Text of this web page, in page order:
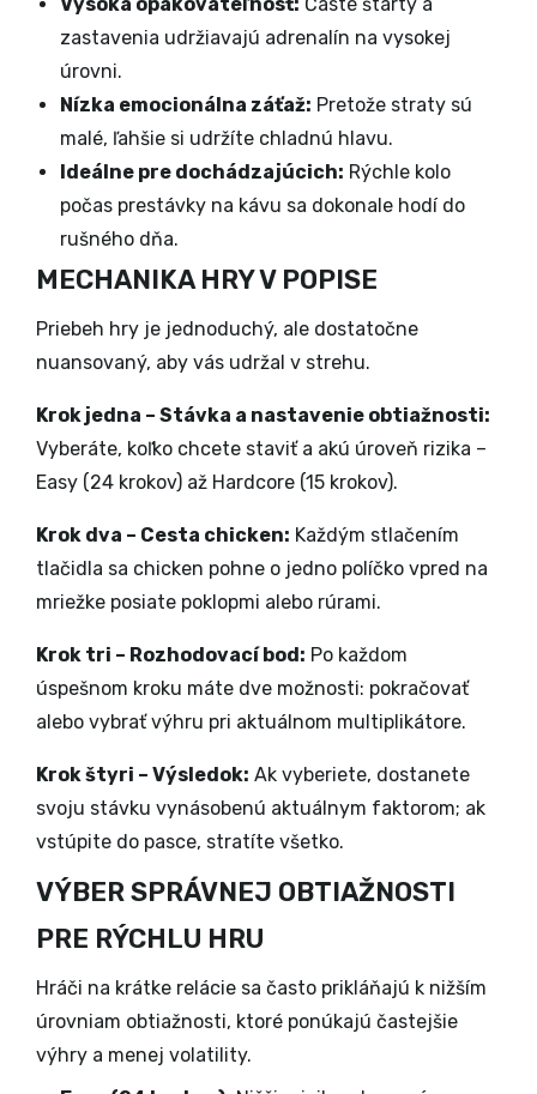
zastavenia udržiavajú adrenalín na vysokej
úrovni.
Nízka emocionálna záťaž: Pretože straty sú
malé, ľahšie si udržíte chladnú hlavu.
Ideálne pre dochádzajúcich: Rýchle kolo
počas prestávky na kávu sa dokonale hodí do
rušného dňa.
MECHANIKA HRY V POPISE
Priebeh hry je jednoduchý, ale dostatočne
nuansovaný, aby vás udržal v strehu.
Krok jedna – Stávka a nastavenie obtiažnosti:
Vyberáte, koľko chcete staviť a akú úroveň rizika –
Easy (24 krokov) až Hardcore (15 krokov).
Krok dva – Cesta chicken: Každým stlačením
tlačidla sa chicken pohne o jedno políčko vpred na
mriežke posiate poklopmi alebo rúrami.
Krok tri – Rozhodovací bod: Po každom
úspešnom kroku máte dve možnosti: pokračovať
alebo vybrať výhru pri aktuálnom multiplikátore.
Krok štyri – Výsledok: Ak vyberiete, dostanete
svoju stávku vynásobenú aktuálnym faktorom; ak
vstúpite do pasce, stratíte všetko.
VÝBER SPRÁVNEJ OBTIAŽNOSTI
PRE RÝCHLU HRU
Hráči na krátke relácie sa často prikláňajú k nižším
úrovniam obtiažnosti, ktoré ponúkajú častejšie
výhry a menej volatility.